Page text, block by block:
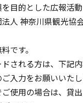
目的とした広報活
人 神奈川県観光協
です。
される方は、下記
入力をお願いいたし
使用の場合は、貸